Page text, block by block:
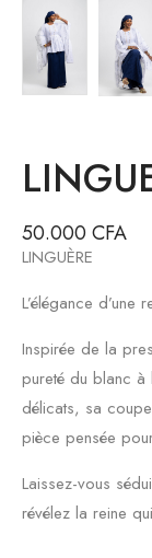
50.000 CFA
LINGUÈRE
L’élégance d’une
Inspirée de la
pureté du blanc à
délicats, sa
pièce pensée
Laissez-vous
révélez la reine